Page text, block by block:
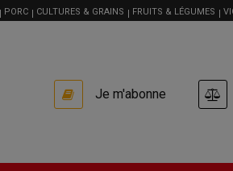
PORC CULTURES & GRAINS FRUITS & LÉGUMES
USER
ACCOUNT
MENU
Je m'abonne